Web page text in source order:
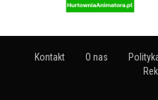
Kontakt O nas